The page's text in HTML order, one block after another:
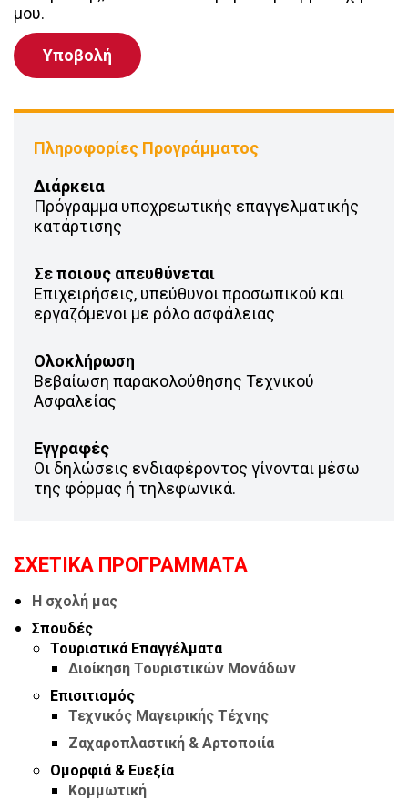
Πληροφορίες Προγράμματος
Διάρκεια
Πρόγραμμα υποχρεωτικής επαγγελματικής
κατάρτισης
Σε ποιους απευθύνεται
Επιχειρήσεις, υπεύθυνοι προσωπικού και
εργαζόμενοι με ρόλο ασφάλειας
Ολοκλήρωση
Βεβαίωση παρακολούθησης Τεχνικού
Ασφαλείας
Εγγραφές
Οι δηλώσεις ενδιαφέροντος γίνονται μέσω
της φόρμας ή τηλεφωνικά.
ΣΧΕΤΙΚΆ ΠΡΟΓΡΆΜΜΑΤΑ
Η σχολή μας
Σπουδές
Τουριστικά Επαγγέλματα
Διοίκηση Τουριστικών Μονάδων
Επισιτισμός
Τεχνικός Μαγειρικής Τέχνης
Ζαχαροπλαστική & Αρτοποιία
Ομορφιά & Ευεξία
Κομμωτική
μου.